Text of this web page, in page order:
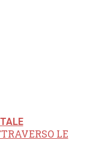
LE